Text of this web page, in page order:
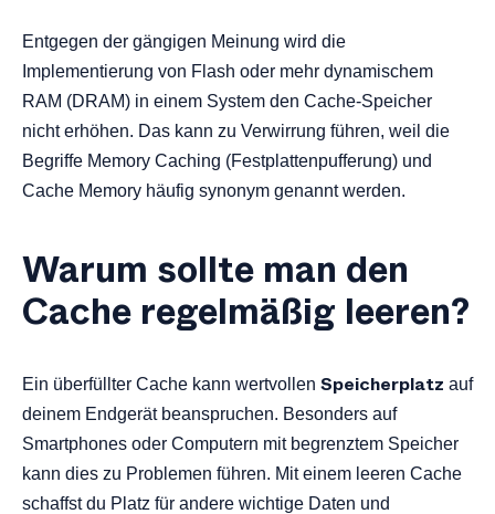
Entgegen der gängigen Meinung wird die
Implementierung von Flash oder mehr dynamischem
RAM (DRAM) in einem System den Cache-Speicher
nicht erhöhen. Das kann zu Verwirrung führen, weil die
Begriffe Memory Caching (Festplattenpufferung) und
Cache Memory häufig synonym genannt werden.
Warum sollte man den
Cache regelmäßig leeren?
Ein überfüllter Cache kann wertvollen Speicherplatz auf
deinem Endgerät beanspruchen. Besonders auf
Smartphones oder Computern mit begrenztem Speicher
kann dies zu Problemen führen. Mit einem leeren Cache
schaffst du Platz für andere wichtige Daten und